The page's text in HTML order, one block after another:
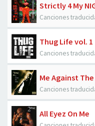
Strictly 4 My
Canciones
Thug Life vol. 1
Canciones
Me Against
Canciones
All Eyez On Me